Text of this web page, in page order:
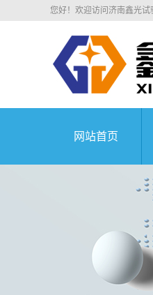
您好！欢迎访问济南鑫光试
网站首页